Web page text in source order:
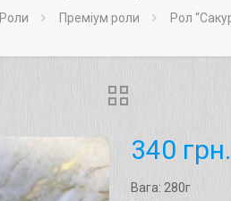
Роли Преміум роли Рол
340 грн.
Вага: 280г